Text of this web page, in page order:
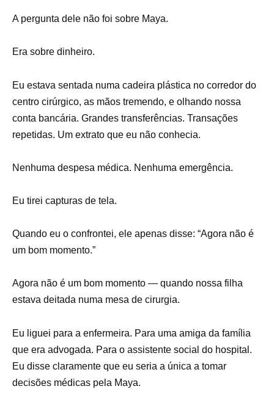
A pergunta dele não foi sobre Maya.
Era sobre dinheiro.
Eu estava sentada numa cadeira plástica no corredor do
centro cirúrgico, as mãos tremendo, e olhando nossa
conta bancária. Grandes transferências. Transações
repetidas. Um extrato que eu não conhecia.
Nenhuma despesa médica. Nenhuma emergência.
Eu tirei capturas de tela.
Quando eu o confrontei, ele apenas disse: “Agora não é
um bom momento.”
Agora não é um bom momento — quando nossa filha
estava deitada numa mesa de cirurgia.
Eu liguei para a enfermeira. Para uma amiga da família
que era advogada. Para o assistente social do hospital.
Eu disse claramente que eu seria a única a tomar
decisões médicas pela Maya.